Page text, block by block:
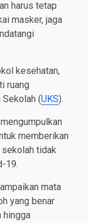
harus tetap
masker, jaga
kesehatan,
ruang
Sekolah (UKS).
memberikan
sekolah tidak
19.
mata
yang benar
hingga